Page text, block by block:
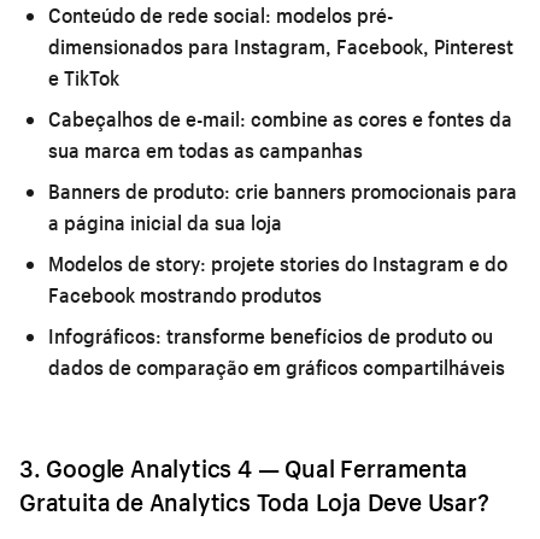
Conteúdo de rede social: modelos pré-
dimensionados para Instagram, Facebook, Pinterest
e TikTok
Cabeçalhos de e-mail: combine as cores e fontes da
sua marca em todas as campanhas
Banners de produto: crie banners promocionais para
a página inicial da sua loja
Modelos de story: projete stories do Instagram e do
Facebook mostrando produtos
Infográficos: transforme benefícios de produto ou
dados de comparação em gráficos compartilháveis
3. Google Analytics 4 — Qual Ferramenta
Gratuita de Analytics Toda Loja Deve Usar?